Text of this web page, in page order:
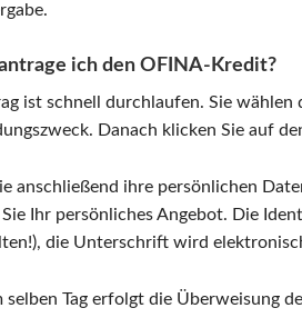
ich den OFINA-Kredit?
ist schnell durchlaufen. Sie
Danach klicken Sie auf
anschließend ihre persönlichen
Ihr persönliches Angebot. Die
die Unterschrift wird
selben Tag erfolgt die Überweisung